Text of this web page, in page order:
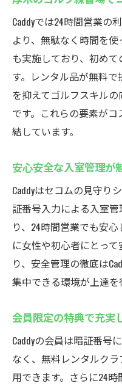
Caddyでは24時間営業の
より、無駄なく時間を
も実施しており、初め
す。レンタル品が無料
を抑えてゴルフスキル
です。これらの要素が
結しています。
安心安全な入室管理が
Caddyはセコムの見守り
証番号入力による入室
り、24時間営業でも安
に女性や初心者にとっ
り、安全管理の徹底は
集中できる環境が上達を
会員限定の特典で充実
Caddyの会員は暗証番号
なく、無料レンタルク
用できます。さらに24時